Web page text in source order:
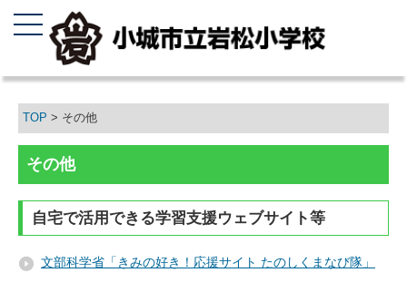
TOP > その他
その他
自宅で活用できる学習支援ウェブサイト等
文部科学省「きみの好き！応援サイト たのしくまなび隊」